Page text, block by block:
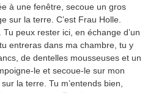
à une fenêtre, secoue un gros
sur la terre. C’est Frau Holle.
peux rester ici, en échange d’un
entreras dans ma chambre, tu y
de dentelles mousseuses et un
le et secoue-le sur mon
la terre. Tu m’entends bien,